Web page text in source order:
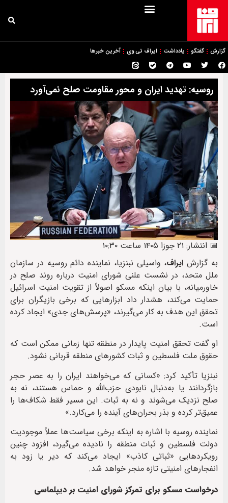
گزارش گفتگو یادداشت ایراف تی وی آخرین خبرها
روسیه: تهدید ایران و محور مقاومت صلح نمی‌آورد
📅 انتشار: ۲۱ جوزا ۱۴۰۵ ساعت ۱۰:۳۰
به گزارش ایراف، واسیلی نبنزیا، نماینده دائم روسیه در سازمان
ملل متحد، در نشست علنی شورای امنیت درباره روند صلح در
خاورمیانه، با بیان اینکه مسکو اصولاً از تقویت امنیت اسرائیل
حمایت می‌کند، هشدار داد ابزارهایی که برخی بازیگران برای
تحقق این هدف به کار می‌گیرند، «پرسش‌های جدی» ایجاد کرده
است.
او گفت تحقق امنیت پایدار در منطقه تنها زمانی ممکن است که
حقوق ملت فلسطین و ثبات کشورهای منطقه قربانی نشود.
نبنزیا تأکید کرد: «کسانی که می‌خواهند ایران را به عصر حجر
بازگردانند یا به‌دنبال نابودی حزب‌الله و حماس هستند، نه به
صلح نزدیک می‌شوند و نه به ثبات. این مسیر فقط شکاف‌ها را
عمیق‌تر کرده و بذر بحران‌های آینده را می‌کارد.»
نماینده روسیه با اشاره به اینکه برخی سیاست‌ها عملاً موجودیت
دولت فلسطین و ثبات منطقه را نادیده می‌گیرد، افزود چنین
رویکردهایی «ثباتی کاذب» ایجاد می‌کند که دیر یا زود به
انفجارهای امنیتی تازه منجر خواهد شد.
درخواست مسکو برای تمرکز شورای امنیت بر دیپلماسی